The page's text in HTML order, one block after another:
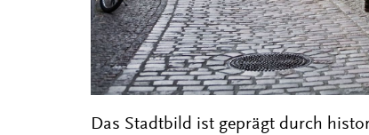
Das Stadtbild ist geprägt durch